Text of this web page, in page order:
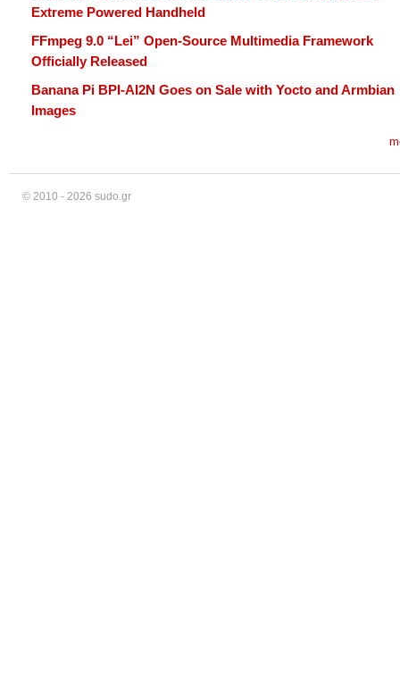
Extreme Powered Handheld
FFmpeg 9.0 “Lei” Open-Source Multimedia Framework
Officially Released
Banana Pi BPI-AI2N Goes on Sale with Yocto and Armbian
Images
© 2010 - 2026 sudo.gr